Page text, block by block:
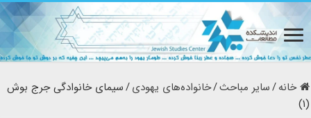
خانه/سایر مباحث/خانواده‌های یهودی/سیمای خانوادگی جرج بوش
(۱)